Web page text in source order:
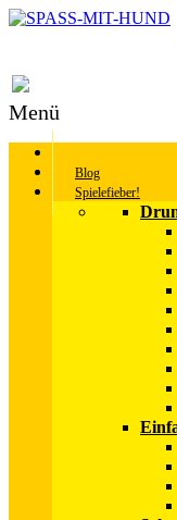
Menü
Blog
Spielefieber!